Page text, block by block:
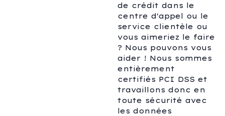
de crédit dans le
centre d'appel ou le
service clientèle ou
vous aimeriez le faire
? Nous pouvons vous
aider ! Nous sommes
entièrement
certifiés PCI DSS et
travaillons donc en
toute sécurité avec
les données